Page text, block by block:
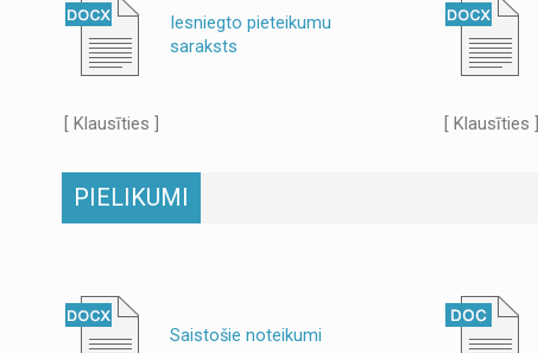
Iesniegto pieteikumu
saraksts
[ Klausīties ] [ Klausīties ]
PIELIKUMI
Saistošie noteikumi